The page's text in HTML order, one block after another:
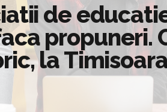
de
propuneri.
la